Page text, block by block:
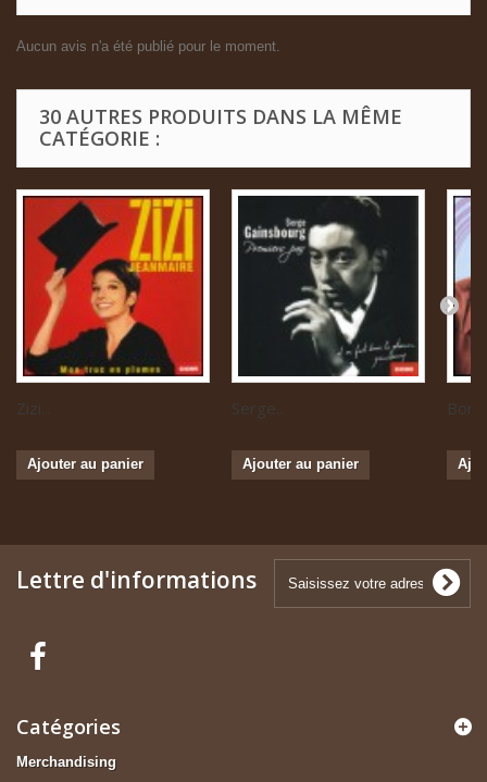
Aucun avis n'a été publié pour le moment.
30 AUTRES PRODUITS DANS LA MÊME
CATÉGORIE :
Zizi...
Ajouter au panier
Serge...
Ajouter au panier
Lettre d'informations
Catégories
Merchandising